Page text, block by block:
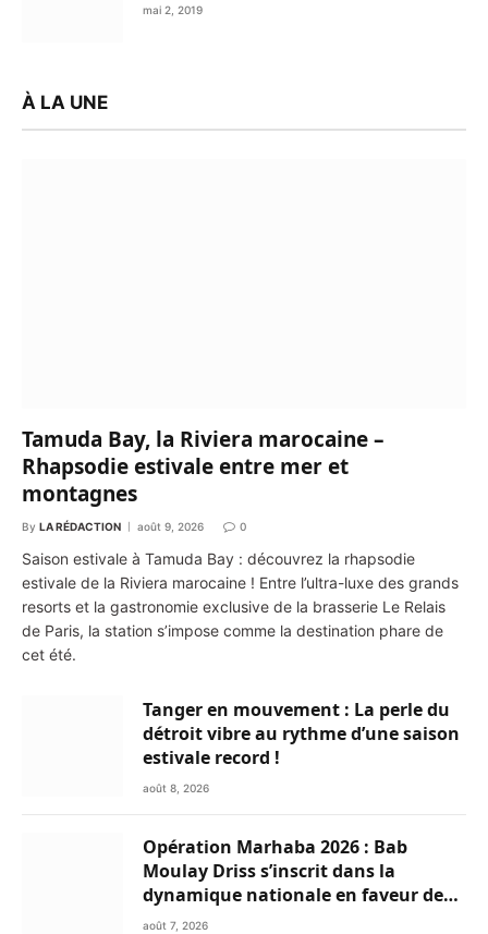
mai 2, 2019
À LA UNE
Tamuda Bay, la Riviera marocaine –
Rhapsodie estivale entre mer et
montagnes
By LA RÉDACTION août 9, 2026 0
Saison estivale à Tamuda Bay : découvrez la rhapsodie
estivale de la Riviera marocaine ! Entre l’ultra-luxe des grands
resorts et la gastronomie exclusive de la brasserie Le Relais
de Paris, la station s’impose comme la destination phare de
cet été.
Tanger en mouvement : La perle du
détroit vibre au rythme d’une saison
estivale record !
août 8, 2026
Opération Marhaba 2026 : Bab
Moulay Driss s’inscrit dans la
dynamique nationale en faveur des
Marocains du Monde
août 7, 2026